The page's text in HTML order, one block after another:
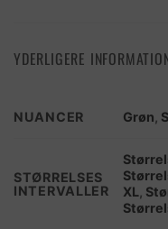
YDERLIGERE
NUANCER Grøn
STØRRELSES
INTERVALLER
XL